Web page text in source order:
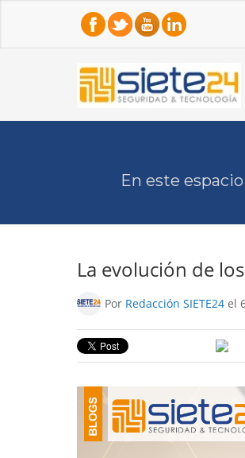
En este
La evolución de
Por Redacción SIETE24 el